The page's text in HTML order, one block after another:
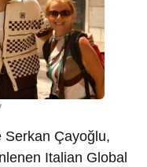
Serkan Çayoğlu,
Italian Global